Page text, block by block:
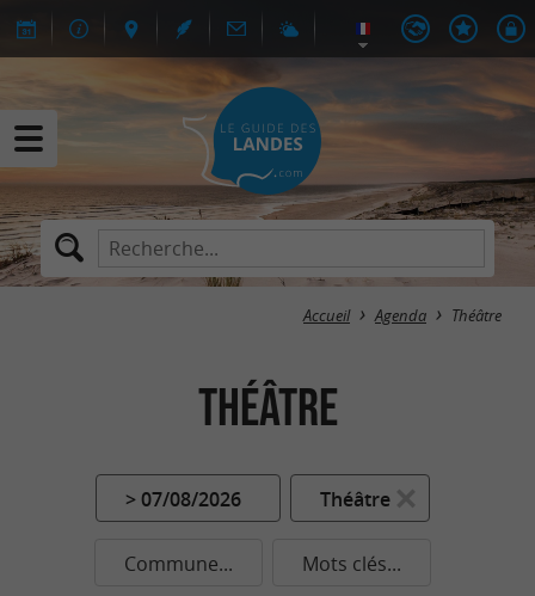
Accueil Agenda Théâtre
Théâtre
> 07/08/2026 Théâtre
Commune... Mots clés...